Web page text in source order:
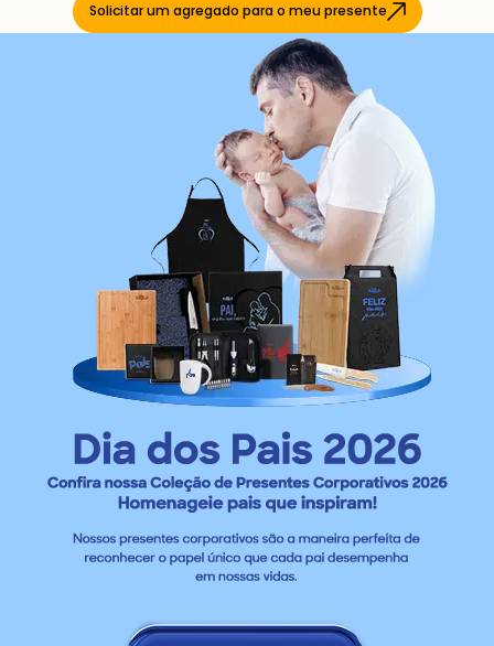
Solicitar um agregado para o meu presente